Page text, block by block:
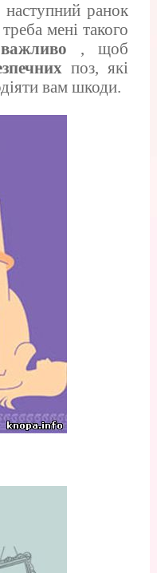
ранок
мені такого
важливо , щоб
поз, які
вам шкоди.